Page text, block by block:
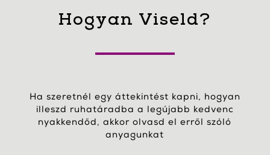
Hogyan Viseld?
Ha szeretnél egy áttekintést kapni, hogyan
illeszd ruhatáradba a legújabb kedvenc
nyakkendőd, akkor olvasd el erről szóló
anyagunkat